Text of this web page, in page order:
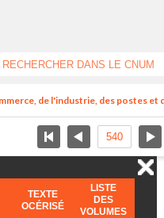
de l'industrie, des postes et
TEXTE
OCÉRISÉ
LISTE
DES
VOLUMES